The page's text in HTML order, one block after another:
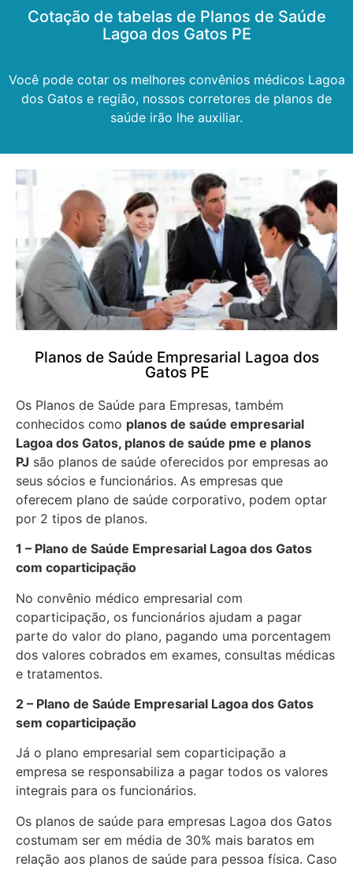
Cotação de tabelas de Planos de Saúde
Lagoa dos Gatos PE
Você pode cotar os melhores convênios médicos Lagoa
dos Gatos e região, nossos corretores de planos de
saúde irão lhe auxiliar.
Planos de Saúde Empresarial Lagoa dos
Gatos PE
Os Planos de Saúde para Empresas, também
conhecidos como planos de saúde empresarial
Lagoa dos Gatos, planos de saúde pme e planos
PJ são planos de saúde oferecidos por empresas ao
seus sócios e funcionários. As empresas que
oferecem plano de saúde corporativo, podem optar
por 2 tipos de planos.
1 – Plano de Saúde Empresarial Lagoa dos Gatos
com coparticipação
No convênio médico empresarial com
coparticipação, os funcionários ajudam a pagar
parte do valor do plano, pagando uma porcentagem
dos valores cobrados em exames, consultas médicas
e tratamentos.
2 – Plano de Saúde Empresarial Lagoa dos Gatos
sem coparticipação
Já o plano empresarial sem coparticipação a
empresa se responsabiliza a pagar todos os valores
integrais para os funcionários.
Os planos de saúde para empresas Lagoa dos Gatos
costumam ser em média de 30% mais baratos em
relação aos planos de saúde para pessoa física. Caso